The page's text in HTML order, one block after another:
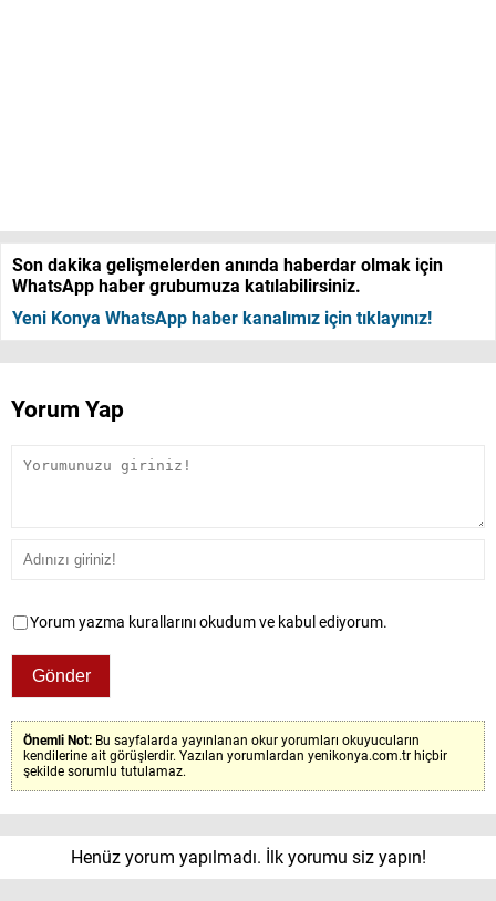
Son dakika gelişmelerden anında haberdar olmak için
WhatsApp haber grubumuza katılabilirsiniz.
Yeni Konya WhatsApp haber kanalımız için tıklayınız!
Yorum Yap
Yorum yazma kurallarını okudum ve kabul ediyorum.
Önemli Not: Bu sayfalarda yayınlanan okur yorumları okuyucuların
kendilerine ait görüşlerdir. Yazılan yorumlardan yenikonya.com.tr hiçbir
şekilde sorumlu tutulamaz.
Henüz yorum yapılmadı. İlk yorumu siz yapın!